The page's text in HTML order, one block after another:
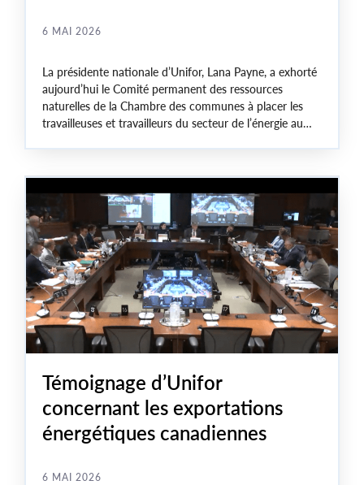
6 MAI 2026
La présidente nationale d’Unifor, Lana Payne, a exhorté
aujourd’hui le Comité permanent des ressources
naturelles de la Chambre des communes à placer les
travailleuses et travailleurs du secteur de l’énergie au
avertissement au sujet des infrastructures vieillissantes,
des stratégies d’entretien « à l’aveuglette » et de la
diminution des capacités nationales, tous des facteurs
qui mettent en péril la sécurité énergétique du pays.
Témoignage d’Unifor
concernant les exportations
énergétiques canadiennes
6 MAI 2026